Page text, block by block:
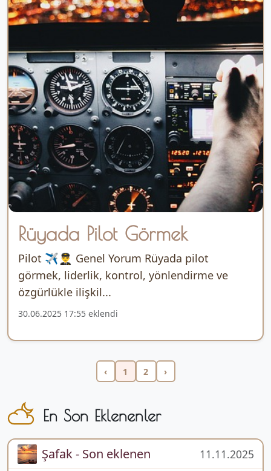
Rüyada Pilot Görmek
Pilot ✈️👨‍✈️ Genel Yorum Rüyada pilot
görmek, liderlik, kontrol, yönlendirme ve
özgürlükle ilişkil...
30.06.2025 17:55 eklendi
‹ 1 2 ›
En Son Eklenenler
Şafak - Son eklenen 11.11.2025